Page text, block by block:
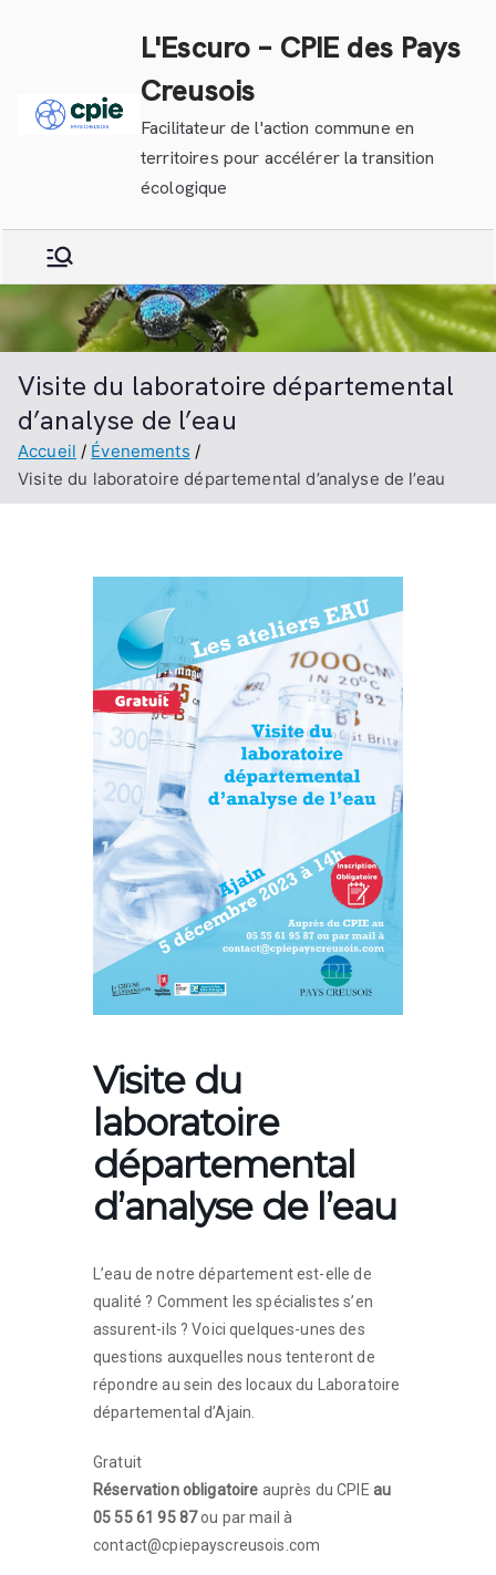
L'Escuro – CPIE des Pays
Creusois
Facilitateur de l'action commune en
territoires pour accélérer la transition
écologique
Visite du laboratoire départemental
d’analyse de l’eau
Accueil
Évenements
Visite du laboratoire départemental d’analyse de l’eau
Visite du
laboratoire
départemental
d’analyse de l’eau
L’eau de notre département est-elle de
qualité ? Comment les spécialistes s’en
assurent-ils ? Voici quelques-unes des
questions auxquelles nous tenteront de
répondre au sein des locaux du Laboratoire
départemental d’Ajain.
Gratuit
Réservation obligatoire auprès du CPIE au
05 55 61 95 87ou par mail à
contact@cpiepayscreusois.com